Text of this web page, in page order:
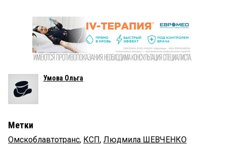
Умова Ольга
Метки
Омскоблавтотранс, КСП, Людмила ШЕВЧЕНКО